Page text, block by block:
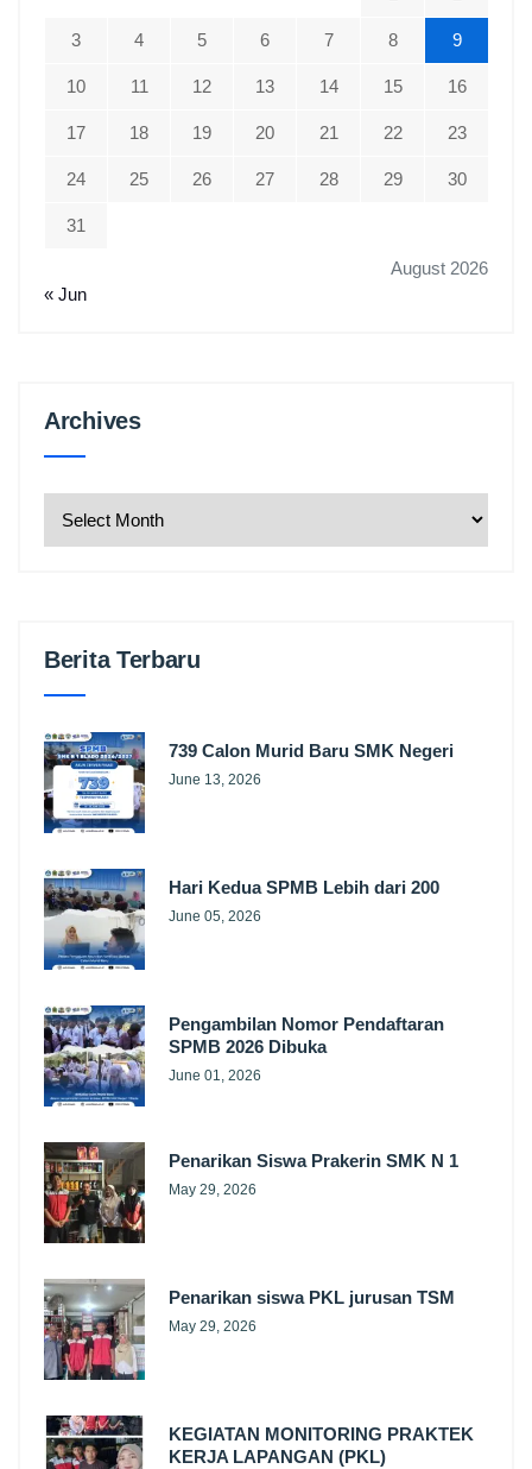
August 2026
3 4 5 6 7 8 9
10 11 12 13 14 15 16
17 18 19 20 21 22 23
24 25 26 27 28 29 30
31
« Jun
ArchivesArchives
Berita Terbaru
739 Calon Murid Baru SMK Negeri
June 13, 2026
Hari Kedua SPMB Lebih dari 200
June 05, 2026
Pengambilan Nomor Pendaftaran
SPMB 2026 Dibuka
June 01, 2026
Penarikan Siswa Prakerin SMK N 1
May 29, 2026
Penarikan siswa PKL jurusan TSM
May 29, 2026
KEGIATAN MONITORING PRAKTEK
KERJA LAPANGAN (PKL)